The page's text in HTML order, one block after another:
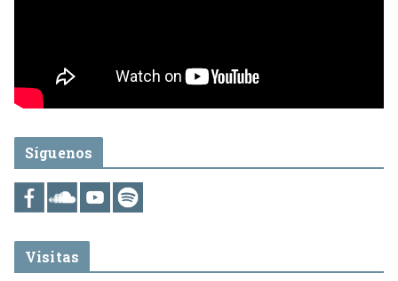
Síguenos
Visitas